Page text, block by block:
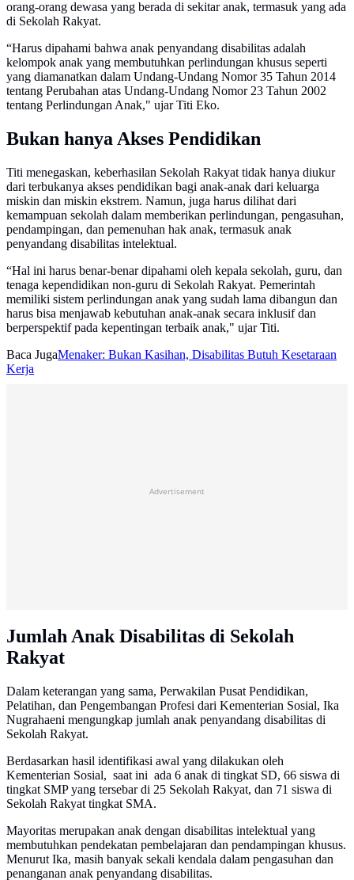
orang-orang dewasa yang berada di sekitar anak, termasuk yang ada
di Sekolah Rakyat.
“Harus dipahami bahwa anak penyandang disabilitas adalah
kelompok anak yang membutuhkan perlindungan khusus seperti
yang diamanatkan dalam Undang-Undang Nomor 35 Tahun 2014
tentang Perubahan atas Undang-Undang Nomor 23 Tahun 2002
tentang Perlindungan Anak," ujar Titi Eko.
Bukan hanya Akses Pendidikan
Titi menegaskan, keberhasilan Sekolah Rakyat tidak hanya diukur
dari terbukanya akses pendidikan bagi anak-anak dari keluarga
miskin dan miskin ekstrem. Namun, juga harus dilihat dari
kemampuan sekolah dalam memberikan perlindungan, pengasuhan,
pendampingan, dan pemenuhan hak anak, termasuk anak
penyandang disabilitas intelektual.
“Hal ini harus benar-benar dipahami oleh kepala sekolah, guru, dan
tenaga kependidikan non-guru di Sekolah Rakyat. Pemerintah
memiliki sistem perlindungan anak yang sudah lama dibangun dan
harus bisa menjawab kebutuhan anak-anak secara inklusif dan
berperspektif pada kepentingan terbaik anak," ujar Titi.
Baca JugaMenaker: Bukan Kasihan, Disabilitas Butuh Kesetaraan
Kerja
Advertisement
Jumlah Anak Disabilitas di Sekolah
Rakyat
Dalam keterangan yang sama, Perwakilan Pusat Pendidikan,
Pelatihan, dan Pengembangan Profesi dari Kementerian Sosial, Ika
Nugrahaeni mengungkap jumlah anak penyandang disabilitas di
Sekolah Rakyat.
Berdasarkan hasil identifikasi awal yang dilakukan oleh
Kementerian Sosial, saat ini ada 6 anak di tingkat SD, 66 siswa di
tingkat SMP yang tersebar di 25 Sekolah Rakyat, dan 71 siswa di
Sekolah Rakyat tingkat SMA.
Mayoritas merupakan anak dengan disabilitas intelektual yang
membutuhkan pendekatan pembelajaran dan pendampingan khusus.
Menurut Ika, masih banyak sekali kendala dalam pengasuhan dan
penanganan anak penyandang disabilitas.